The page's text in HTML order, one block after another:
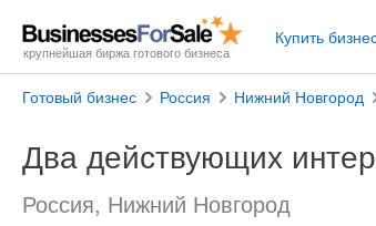
крупнейшая биржа готового бизнеса
Купить
Готовый бизнес Россия Нижний Новгород
Два действующих
Россия, Нижний Новгород